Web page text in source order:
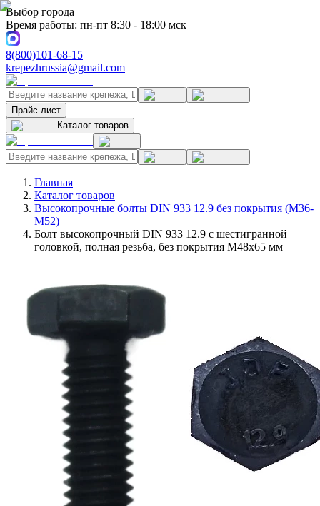
Выбор города
Время работы: пн-пт 8:30 - 18:00 мск
8(800)101-68-15
krepezhrussia@gmail.com
Прайс-лист
Каталог товаров
Главная
Каталог товаров
Высокопрочные болты DIN 933 12.9 без покрытия (M36-
M52)
Болт высокопрочный DIN 933 12.9 с шестигранной
головкой, полная резьба, без покрытия M48x65 мм